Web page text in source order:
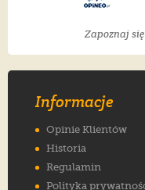
Zapoznaj
Informacje
Opinie Klientów
Historia
Regulamin
Polityka